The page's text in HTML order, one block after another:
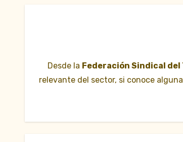
Desde la Federación Sindical del
relevante del sector, si conoce